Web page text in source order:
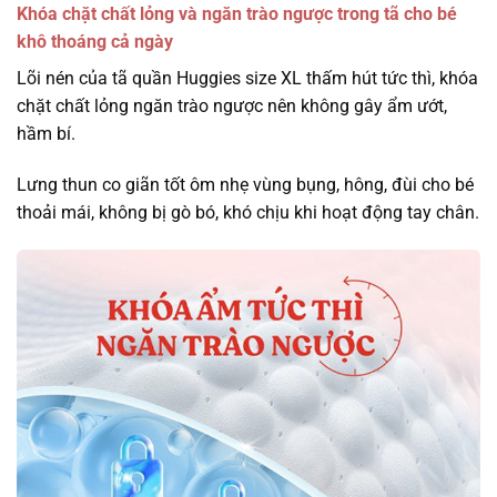
Khóa chặt chất lỏng và ngăn trào ngược trong tã cho bé
khô thoáng cả ngày
Lõi nén của tã quần Huggies size XL thấm hút tức thì, khóa
chặt chất lỏng ngăn trào ngược nên không gây ẩm ướt,
hầm bí.
Lưng thun co giãn tốt ôm nhẹ vùng bụng, hông, đùi cho bé
thoải mái, không bị gò bó, khó chịu khi hoạt động tay chân.